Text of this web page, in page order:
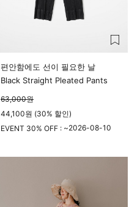
편안함에도 선이 필요한 날
Black Straight Pleated Pants
63,000원
44,100원 (30% 할인)
EVENT 30% OFF : ~2026-08-10